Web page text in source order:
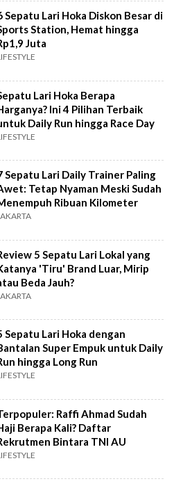
Sepatu Lari Hoka Diskon Besar di
Station, Hemat hingga
Juta
Lari Hoka Berapa
Ini 4 Pilihan Terbaik
Daily Run hingga Race Day
Sepatu Lari Daily Trainer Paling
Tetap Nyaman Meski Sudah
Ribuan Kilometer
5 Sepatu Lari Lokal yang
'Tiru' Brand Luar, Mirip
Beda Jauh?
Sepatu Lari Hoka dengan
Super Empuk untuk Daily
hingga Long Run
Raffi Ahmad Sudah
Berapa Kali? Daftar
Bintara TNI AU